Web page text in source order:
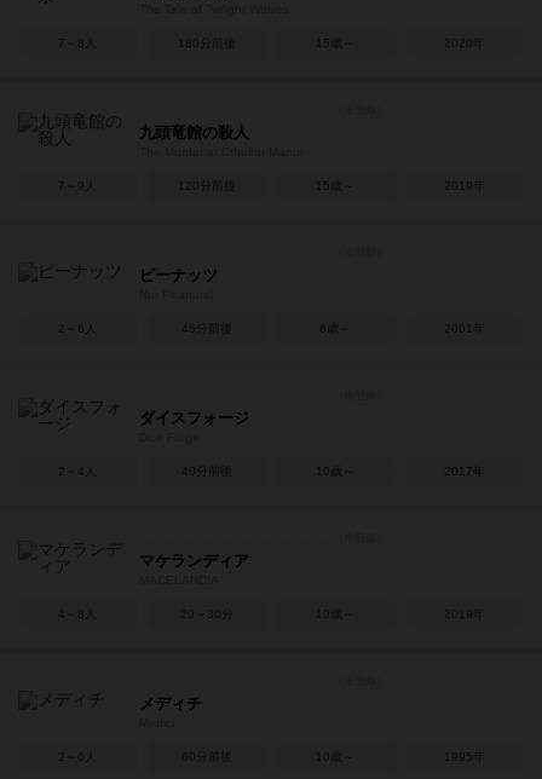
7～8人 180分前後 15歳～ 2020年
九頭竜館の殺人
7～9人 120分前後 15歳～ 2019年
ピーナッツ
2～6人 45分前後 8歳～ 2001年
ダイスフォージ
2～4人 40分前後 10歳～ 2017年
マケランディア
4～8人 20～30分 10歳～ 2019年
メディチ
2～6人 60分前後 10歳～ 1995年